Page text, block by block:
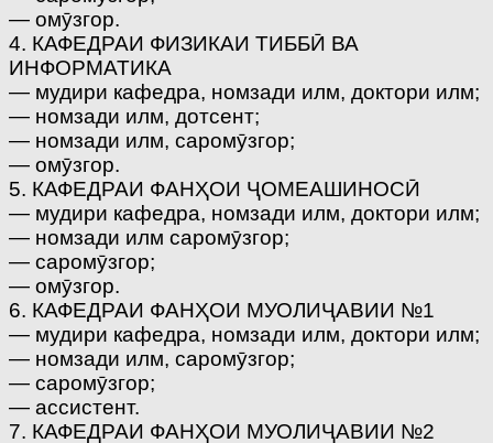
— омӯзгор.
4. КАФЕДРАИ ФИЗИКАИ ТИББӢ ВА
ИНФОРМАТИКА
— мудири кафедра, номзади илм, доктори илм;
— номзади илм, дотсент;
— номзади илм, саромӯзгор;
— омӯзгор.
5. КАФЕДРАИ ФАНҲОИ ҶОМЕАШИНОСӢ
— мудири кафедра, номзади илм, доктори илм;
— номзади илм саромӯзгор;
— саромӯзгор;
— омӯзгор.
6. КАФЕДРАИ ФАНҲОИ МУОЛИҶАВИИ №1
— мудири кафедра, номзади илм, доктори илм;
— номзади илм, саромӯзгор;
— саромӯзгор;
— ассистент.
7. КАФЕДРАИ ФАНҲОИ МУОЛИҶАВИИ №2